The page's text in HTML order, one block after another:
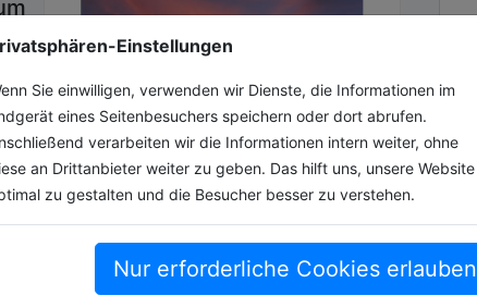
Einstellungen
Sie einwilligen, verwenden wir Dienste, die Informationen im
eines Seitenbesuchers speichern oder dort abrufen.
verarbeiten wir die Informationen intern weiter, ohne
an Drittanbieter weiter zu geben. Das hilft uns, unsere Website
zu gestalten und die Besucher besser zu verstehen.
Nur erforderliche Cookies erlauben
im